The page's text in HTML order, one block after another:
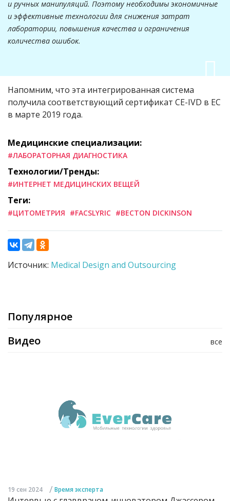
и ручных манипуляций. Поэтому необходимы экономичные
и эффективные технологии для снижения затрат
лаборатории, повышения качества и ограничения
количества ошибок.
Напомним, что эта интегрированная система
получила соответствующий сертификат CE-IVD в ЕС
в марте 2019 года.
Медицинские специализации:
#ЛАБОРАТОРНАЯ ДИАГНОСТИКА
Технологии/Тренды:
#ИНТЕРНЕТ МЕДИЦИНСКИХ ВЕЩЕЙ
Теги:
#ЦИТОМЕТРИЯ #FACSLYRIC #BECTON DICKINSON
Источник: Medical Design and Outsourcing
Популярное
все
Видео
19 сен 2024 / Время эксперта